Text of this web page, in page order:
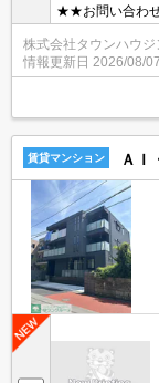
★★お問い合わ
株式会社タウンハウ
情報更新日 2026/08/07
賃貸マンション ＡＩ